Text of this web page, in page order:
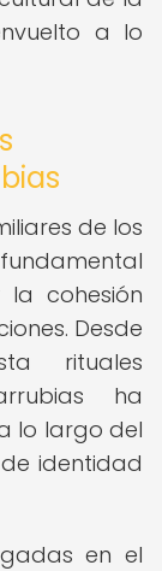
a lo
de los
cohesión
Desde
rituales
ha
lo largo del
identidad
en el